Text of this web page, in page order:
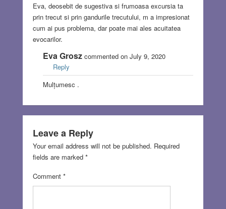
Eva, deosebit de sugestiva si frumoasa excursia ta
prin trecut si prin gandurile trecutului, m a impresionat
cum ai pus problema, dar poate mai ales acuitatea
evocarilor.
Eva Groszcommented on July 9, 2020
Reply
Mulțumesc .
Leave a Reply
Your email address will not be published. Required
fields are marked *
Comment *